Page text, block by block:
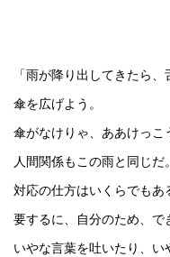
「雨が降り出してきたら
傘を広げよう。
傘がなけりゃ、ああけっこ
人間関係もこの雨と同じだ。
対応の仕方はいくらでもあ
要するに、自分のため、で
いやな言葉を吐いたり、い